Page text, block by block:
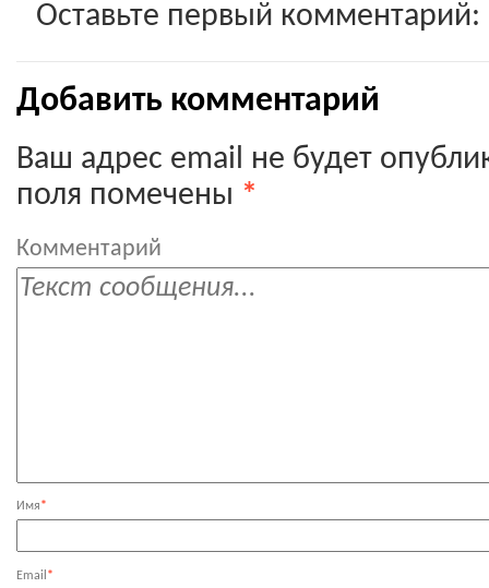
Оставьте первый комментарий:
Добавить комментарий
Ваш адрес email не будет
поля помечены *
Комментарий
Имя*
Email *